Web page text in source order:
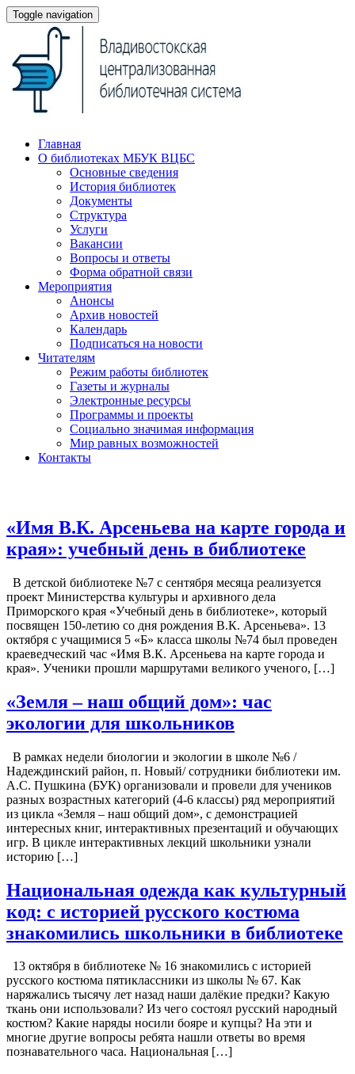
Toggle navigation
Главная
О библиотеках МБУК ВЦБС
Основные сведения
История библиотек
Документы
Структура
Услуги
Вакансии
Вопросы и ответы
Форма обратной связи
Мероприятия
Анонсы
Архив новостей
Календарь
Подписаться на новости
Читателям
Режим работы библиотек
Газеты и журналы
Электронные ресурсы
Программы и проекты
Социально значимая информация
Мир равных возможностей
Контакты
«Имя В.К. Арсеньева на карте города и
края»: учебный день в библиотеке
В детской библиотеке №7 с сентября месяца реализуется
проект Министерства культуры и архивного дела
Приморского края «Учебный день в библиотеке», который
посвящен 150-летию со дня рождения В.К. Арсеньева». 13
октября с учащимися 5 «Б» класса школы №74 был проведен
краеведческий час «Имя В.К. Арсеньева на карте города и
края». Ученики прошли маршрутами великого ученого, […]
«Земля – наш общий дом»: час
экологии для школьников
В рамках недели биологии и экологии в школе №6 /
Надеждинский район, п. Новый/ сотрудники библиотеки им.
А.С. Пушкина (БУК) организовали и провели для учеников
разных возрастных категорий (4-6 классы) ряд мероприятий
из цикла «Земля – наш общий дом», с демонстрацией
интересных книг, интерактивных презентаций и обучающих
игр. В цикле интерактивных лекций школьники узнали
историю […]
Национальная одежда как культурный
код: с историей русского костюма
знакомились школьники в библиотеке
13 октября в библиотеке № 16 знакомились с историей
русского костюма пятиклассники из школы № 67. Как
наряжались тысячу лет назад наши далёкие предки? Какую
ткань они использовали? Из чего состоял русский народный
костюм? Какие наряды носили бояре и купцы? На эти и
многие другие вопросы ребята нашли ответы во время
познавательного часа. Национальная […]